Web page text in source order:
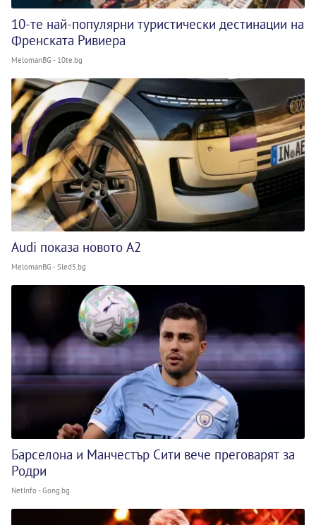
10-те най-популярни туристически дестинации на
Френската Ривиера
MelomanBG - 10te.bg
Audi показа новото A2
MelomanBG - Sled5.bg
Барселона и Манчестър Сити вече преговарят за
Родри
NetInfo - Gong.bg